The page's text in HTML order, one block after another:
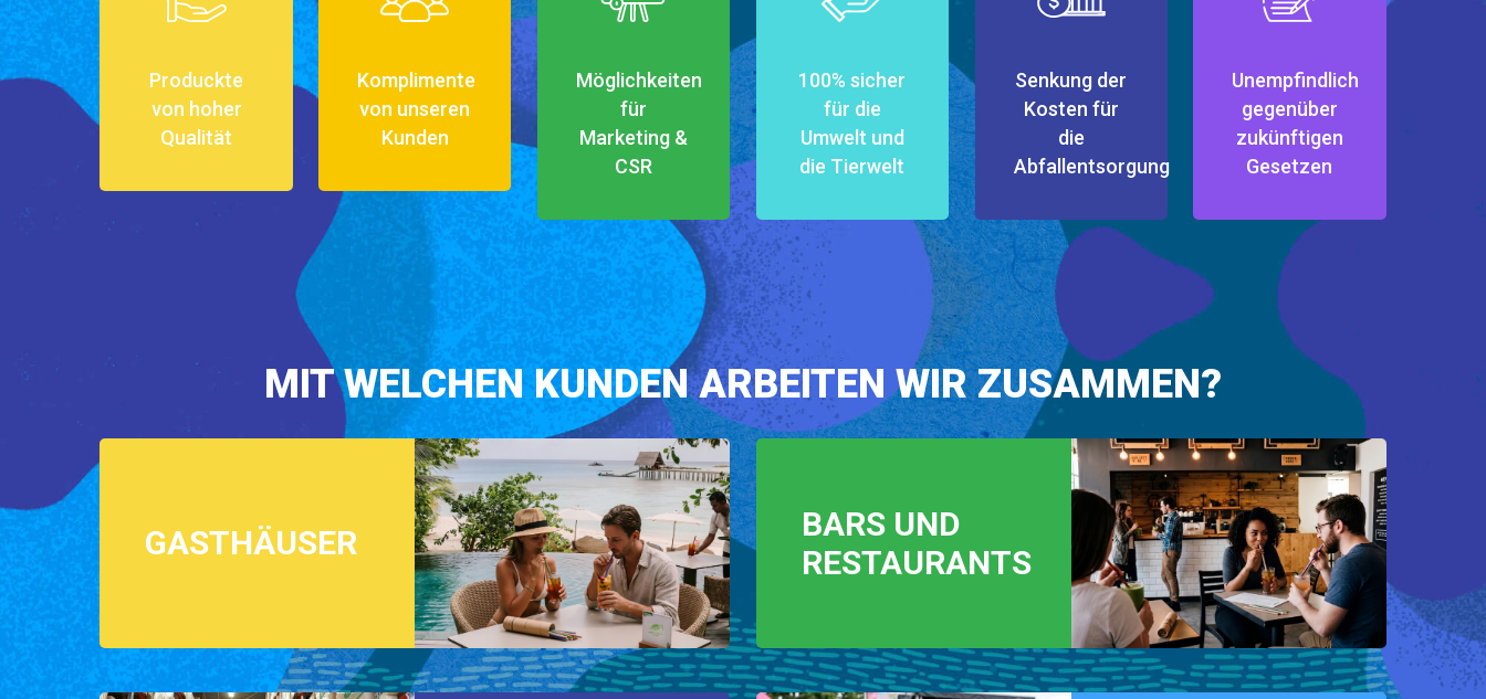
Produckte
von hoher
Qualität
Komplimente
von unseren
Kunden
Möglichkeiten
für
Marketing &
CSR
100% sicher
für die
Umwelt und
die Tierwelt
Senkung der
Kosten für
die
Abfallentsorgung
Unempfindlich
gegenüber
zukünftigen
Gesetzen
MIT WELCHEN KUNDEN ARBEITEN WIR ZUSAMMEN?
GASTHÄUSER
BARS UND
RESTAURANTS